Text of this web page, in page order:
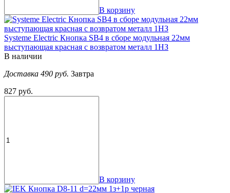
В корзину
Systeme Electric Кнопка SB4 в сборе модульная 22мм
выступающая красная с возвратом металл 1НЗ
В наличии
Доставка 490 руб. Завтра
827 руб.
В корзину